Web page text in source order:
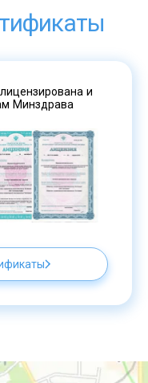
и
Минздрава